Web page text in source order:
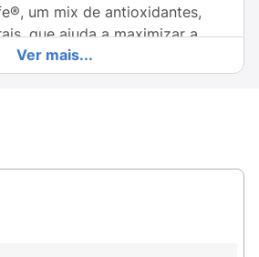
um mix de antioxidantes,
que ajuda a maximizar a
do seu cão dia após dia.
o que importa.
artificiais
ALIMENTAÇÃO DE
Ver mais...